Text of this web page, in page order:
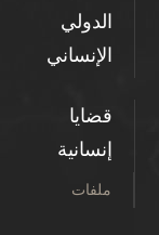
الدولي
الإنساني
قضايا
إنسانية
ملفات